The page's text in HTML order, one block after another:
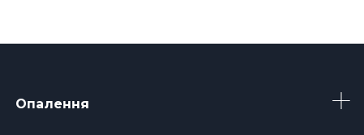
Опалення